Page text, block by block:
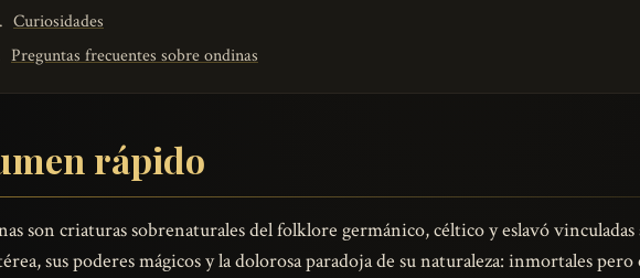
Curiosidades
Preguntas frecuentes sobre ondinas
rápido
son criaturas sobrenaturales del folklore germánico, céltico y eslavó vinculadas
sus poderes mágicos y la dolorosa paradoja de su naturaleza: inmortales